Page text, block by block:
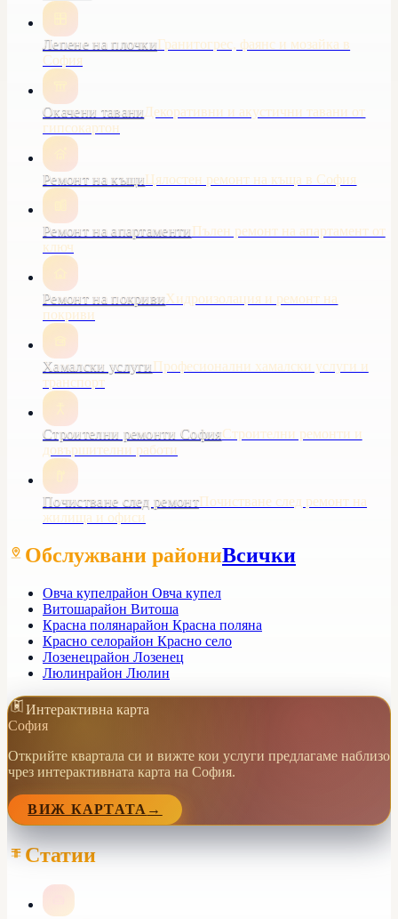
Лепене на плочкиГранитогрес, фаянс и мозайка в
София
Окачени таваниДекоративни и акустични тавани от
гипсокартон
Ремонт на къщиЦялостен ремонт на къща в София
Ремонт на апартаментиПълен ремонт на апартамент от
ключ
Ремонт на покривиХидроизолация и ремонт на
покриви
Хамалски услугиПрофесионални хамалски услуги и
транспорт
Строителни ремонти СофияСтроителни ремонти и
довършителни работи
Почистване след ремонтПочистване след ремонт на
жилища и офиси
Обслужвани райониВсички
Овча купелрайон Овча купел
Витошарайон Витоша
Красна полянарайон Красна поляна
Красно селорайон Красно село
Лозенецрайон Лозенец
Люлинрайон Люлин
Интерактивна карта
София
Открийте квартала си и вижте кои услуги предлагаме наблизо
чрез интерактивната карта на София.
ВИЖ КАРТАТА →
Статии